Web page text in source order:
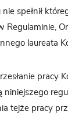
spełnił
Regulaminie,
laureata
pracy
niniejszego
tejże pracy